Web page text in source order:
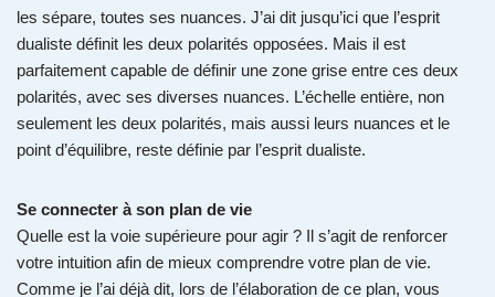
les sépare, toutes ses nuances. J’ai dit jusqu’ici que l’esprit
dualiste définit les deux polarités opposées. Mais il est
parfaitement capable de définir une zone grise entre ces deux
polarités, avec ses diverses nuances. L’échelle entière, non
seulement les deux polarités, mais aussi leurs nuances et le
point d’équilibre, reste définie par l’esprit dualiste.
Se connecter à son plan de vie
Quelle est la voie supérieure pour agir ? Il s’agit de renforcer
votre intuition afin de mieux comprendre votre plan de vie.
Comme je l’ai déjà dit, lors de l’élaboration de ce plan, vous